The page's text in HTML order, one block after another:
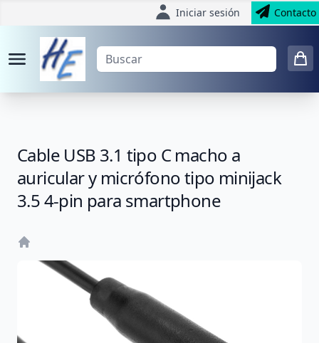
Iniciar sesión Contacto
Cable USB 3.1 tipo C macho a
auricular y micrófono tipo minijack
3.5 4-pin para smartphone
Home